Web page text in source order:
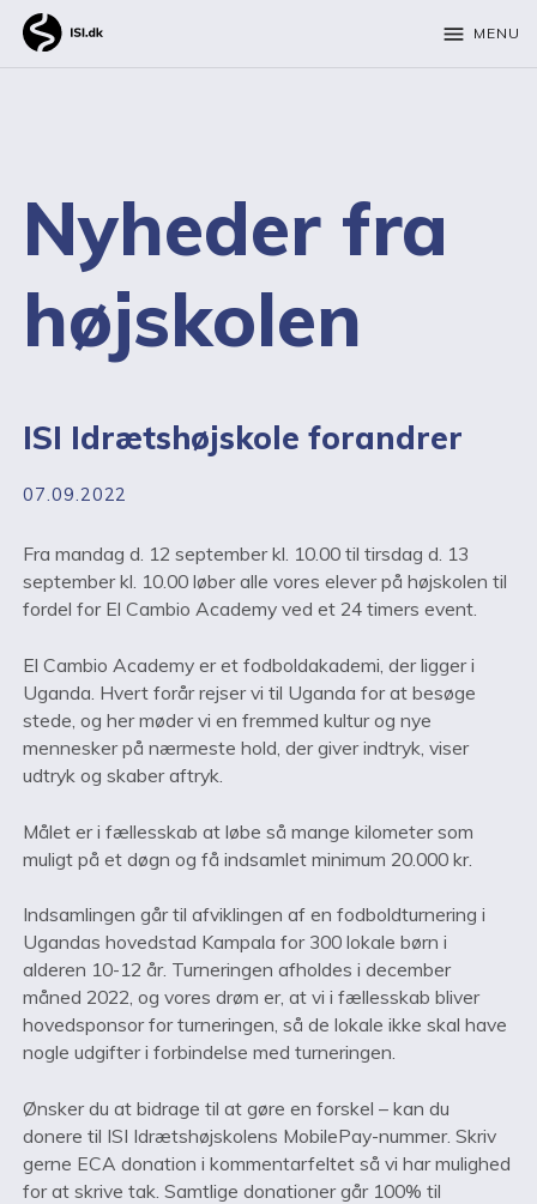
menu MENU
Nyheder fra
højskolen
ISI Idrætshøjskole forandrer
07.09.2022
Fra mandag d. 12 september kl. 10.00 til tirsdag d. 13
september kl. 10.00 løber alle vores elever på højskolen til
fordel for El Cambio Academy ved et 24 timers event.
El Cambio Academy er et fodboldakademi, der ligger i
Uganda. Hvert forår rejser vi til Uganda for at besøge
stede, og her møder vi en fremmed kultur og nye
mennesker på nærmeste hold, der giver indtryk, viser
udtryk og skaber aftryk.
Målet er i fællesskab at løbe så mange kilometer som
muligt på et døgn og få indsamlet minimum 20.000 kr.
Indsamlingen går til afviklingen af en fodboldturnering i
Ugandas hovedstad Kampala for 300 lokale børn i
alderen 10-12 år. Turneringen afholdes i december
måned 2022, og vores drøm er, at vi i fællesskab bliver
hovedsponsor for turneringen, så de lokale ikke skal have
nogle udgifter i forbindelse med turneringen.
Ønsker du at bidrage til at gøre en forskel – kan du
donere til ISI Idrætshøjskolens MobilePay-nummer. Skriv
gerne ECA donation i kommentarfeltet så vi har mulighed
for at skrive tak. Samtlige donationer går 100% til